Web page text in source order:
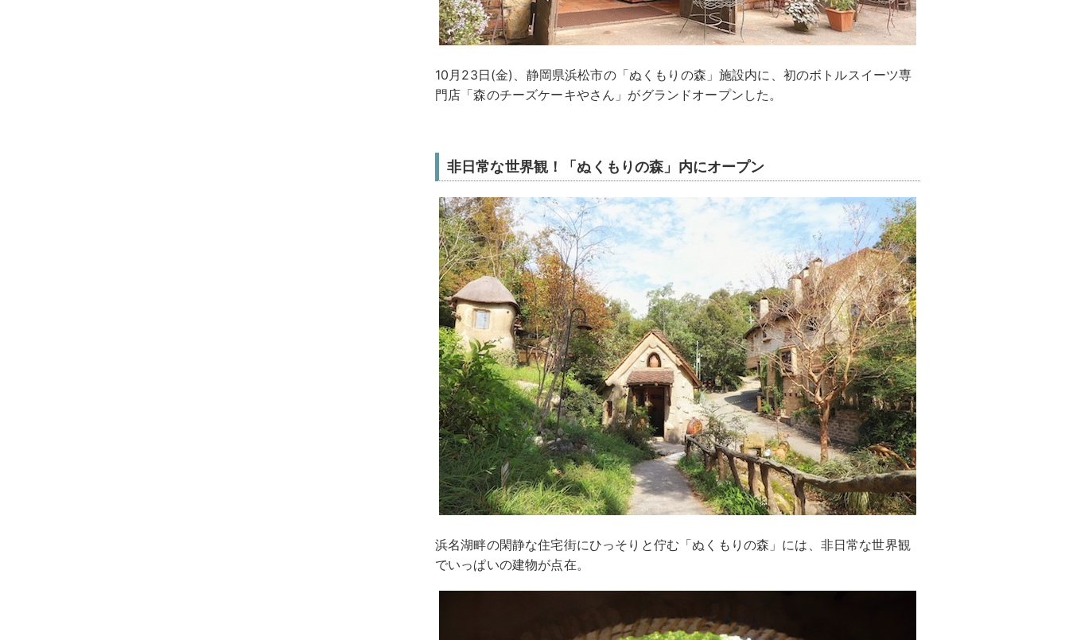
10月23日(金)、静岡県浜松市の「ぬくもりの森」施設内に、初のボトルスイーツ専
門店「森のチーズケーキやさん」がグランドオープンした。
非日常な世界観！「ぬくもりの森」内にオープン
浜名湖畔の閑静な住宅街にひっそりと佇む「ぬくもりの森」には、非日常な世界観
でいっぱいの建物が点在。